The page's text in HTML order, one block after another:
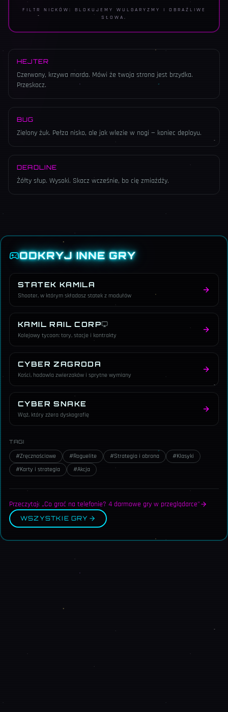
FILTR NICKÓW: BLOKUJEMY WULGARYZMY I OBRAŹLIWE
SŁOWA.
HEJTER
Czerwony, krzywa morda. Mówi że twoja strona jest brzydka.
Przeskocz.
BUG
Zielony żuk. Pełza nisko, ale jak wlezie w nogi — koniec deployu.
DEADLINE
Żółty słup. Wysoki. Skacz wcześnie, bo cię zmiażdży.
ODKRYJ INNE GRY
STATEK KAMILA
Shooter, w którym składasz statek z modułów
KAMIL RAIL CORP
Kolejowy tycoon: tory, stacje i kontrakty
CYBER ZAGRODA
Kości, hodowla zwierzaków i sprytne wymiany
CYBER SNAKE
Wąż, który zżera dyskografię
TAGI
#Zręcznościowe #Roguelite #Strategia i obrona #Klasyki
#Karty i strategia #Akcja
Przeczytaj: „Co grać na telefonie? 4 darmowe gry w przeglądarce"
WSZYSTKIE GRY